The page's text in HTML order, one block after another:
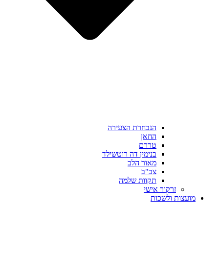
הנבחרת הצעירה
החאן
טררם
בנימין דה רוטשילד
מאור הלב
צב"ב
תקוות שלמה
זרקור אישי
מועצות ולשכות